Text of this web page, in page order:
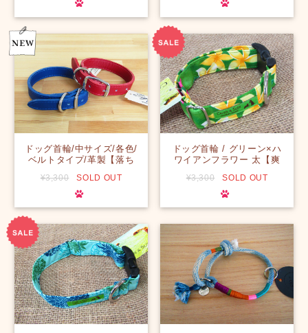
【一点物】【オリジナル】
【ハワイ】
ドッグ首輪/中サイズ/各色/
ベルトタイプ/革製【落ち
しっとりカワイイです！男
の子にも、女の子にも☆】
¥3,300 SOLD OUT
ドッグ首輪 / グリーン×ハ
ワイアンフラワー 太【爽
花々のような美しい組み合
わせの首輪をつけて気分も
¥3,300 SOLD OUT